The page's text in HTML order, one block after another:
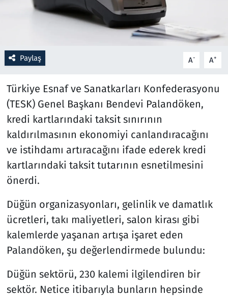
Paylaş A- A+
Türkiye Esnaf ve Sanatkarları Konfederasyonu
(TESK) Genel Başkanı Bendevi Palandöken,
kredi kartlarındaki taksit sınırının
kaldırılmasının ekonomiyi canlandıracağını
ve istihdamı artıracağını ifade ederek kredi
kartlarındaki taksit tutarının esnetilmesini
önerdi.
Düğün organizasyonları, gelinlik ve damatlık
ücretleri, takı maliyetleri, salon kirası gibi
kalemlerde yaşanan artışa işaret eden
Palandöken, şu değerlendirmede bulundu:
Düğün sektörü, 230 kalemi ilgilendiren bir
sektör. Netice itibarıyla bunların hepsinde
Rüya Tabirleri
Savunma Sanayi
Seçim 2023
Spor
Teknoloji ve Bilim
Televizyon